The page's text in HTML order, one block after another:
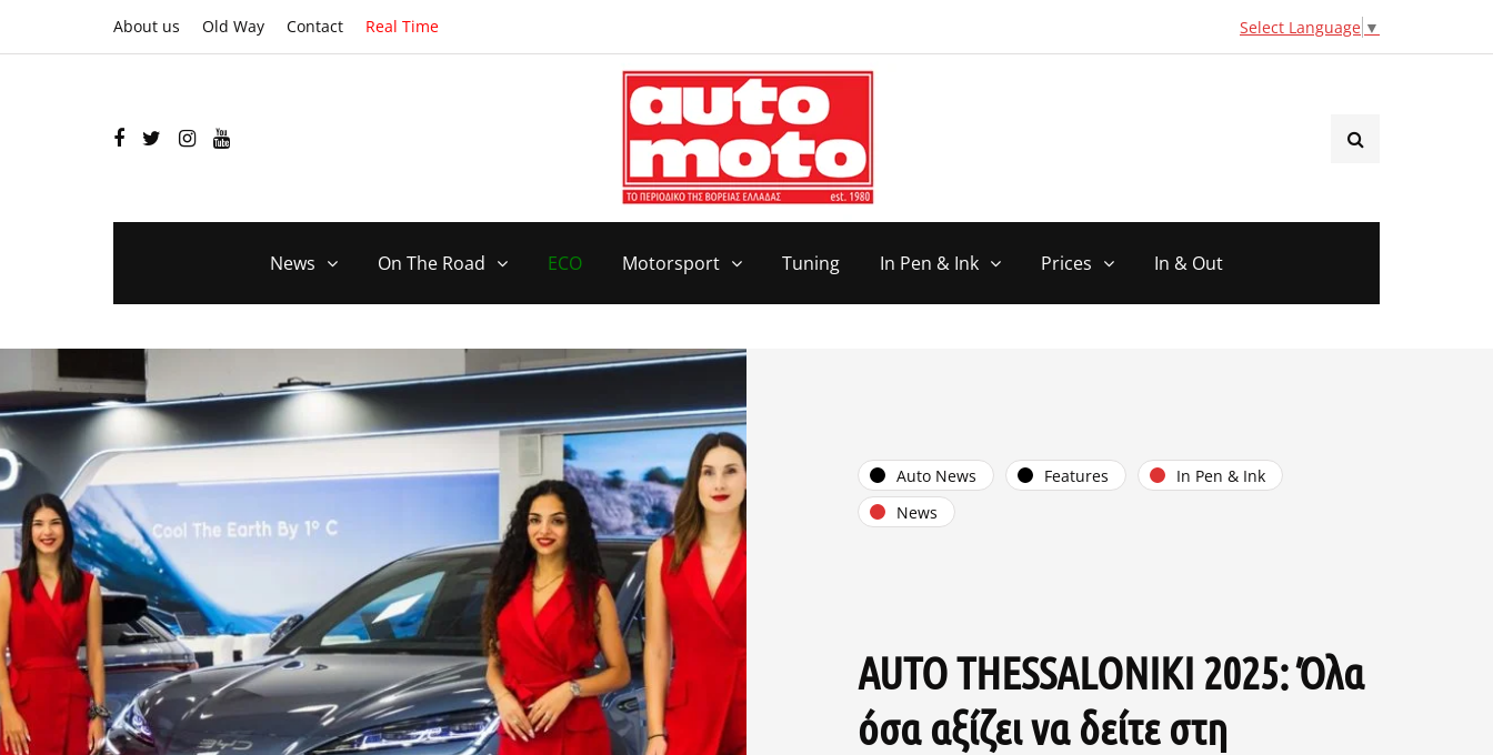
About us Old Way Contact Real Time Select Language ▼
News On The Road ECO Motorsport Tuning In Pen & Ink Prices In & Out
Auto News Features
In Pen & Ink
News
AUTO THESSALONIKI 2025: Όλα
όσα αξίζει να δείτε στη